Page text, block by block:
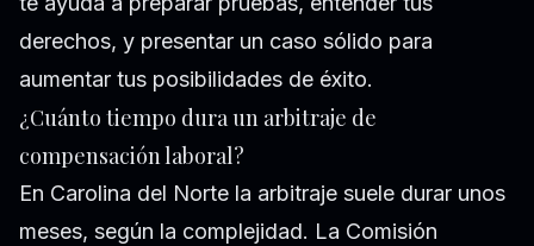
derechos, y presentar un caso sólido para
aumentar tus posibilidades de éxito.
¿Cuánto tiempo dura un arbitraje de
compensación laboral?
En Carolina del Norte la arbitraje suele durar unos
meses, según la complejidad. La Comisión